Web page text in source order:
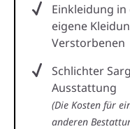
Einkleidung
eigene
Verstorbenen
Schlichter
Ausstattung
(Die Kosten für
anderen